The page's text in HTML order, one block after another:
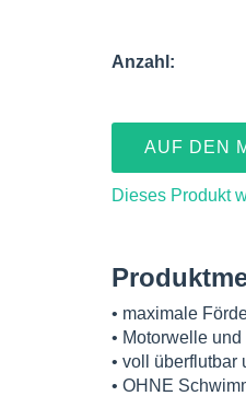
Anzahl:
AUF DEN
Dieses Produkt
• maximale
• Motorwelle
• voll überflutbar
• OHNE